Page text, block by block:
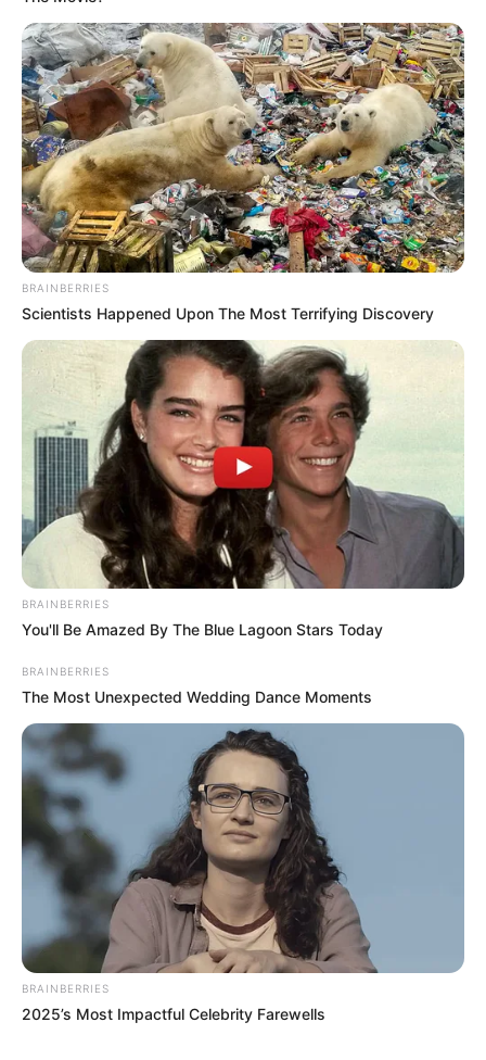
Why Big Bang Theory Fans Despise These 8
Characters
BRAINBERRIES
Why this ordinary drink is the secret to feeling your
best every day
CTA FAVORITE
What Happened To Laura San Giacomo? She's Still
Stunning Today!
BRAINBERRIES
BRAINBERRIES
Scientists Happened Upon The Most Terrifying Discovery
BRAINBERRIES
You'll Be Amazed By The Blue Lagoon Stars Today
BRAINBERRIES
The Most Unexpected Wedding Dance Moments
BRAINBERRIES
2025’s Most Impactful Celebrity Farewells